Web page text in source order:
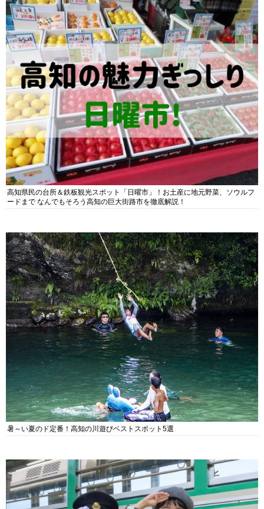
高知県民の台所＆鉄板観光スポット「日曜市」！お土産に地元野菜、ソウルフ
ードまで なんでもそろう高知の巨大街路市を徹底解説！
暑～い夏のド定番！高知の川遊びベストスポット5選